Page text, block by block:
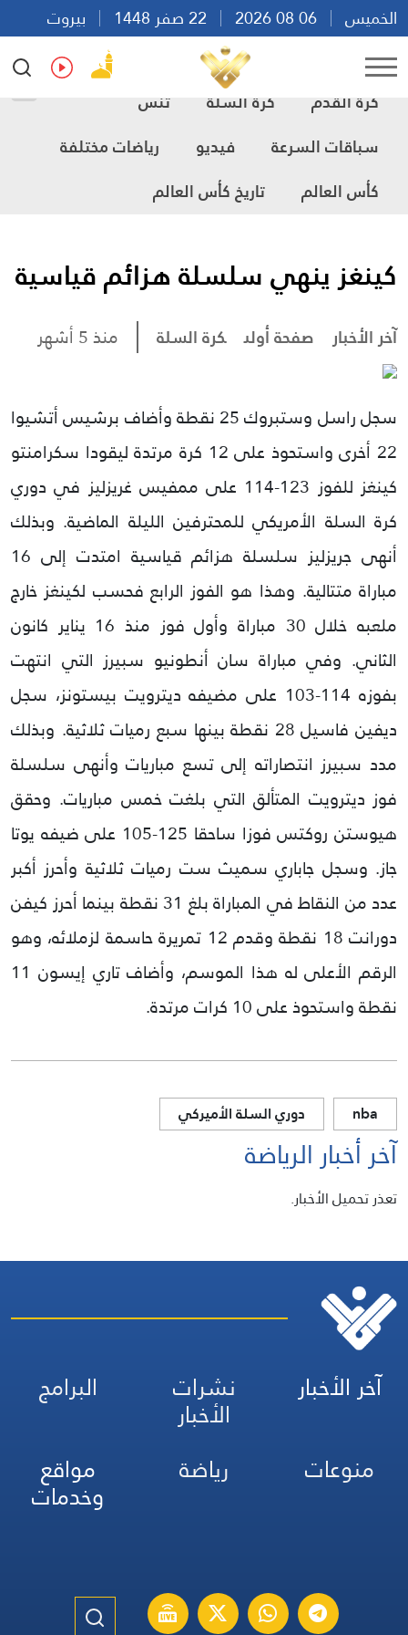
الخميس
بيروت
10:52
Ar
كرة القدم كرة السلة
تنس
سباقات السرعة
فيديو
رياضات مختلفة
كأس العالم
تاريخ كأس العالم
كينغز ينهي سلسلة هزائم قياسية
آخر الأخبار صفحة أولى كرة السلة منذ 5 أشهر
سجل راسل وستبروك 25 نقطة وأضاف برشيس أتشيوا
22 أخرى واستحوذ على 12 كرة مرتدة ليقودا سكرامنتو
كينغز للفوز 123-114 على ممفيس غريزليز في دوري
كرة السلة الأمريكي للمحترفين الليلة الماضية. وبذلك
أنهى جريزليز سلسلة هزائم قياسية امتدت إلى 16
مباراة متتالية. وهذا هو الفوز الرابع فحسب لكينغز خارج
ملعبه خلال 30 مباراة وأول فوز منذ 16 يناير كانون
الثاني. وفي مباراة سان أنطونيو سبيرز التي انتهت
بفوزه 114-103 على مضيفه ديترويت بيستونز، سجل
ديفين فاسيل 28 نقطة بينها سبع رميات ثلاثية.
وبذلك
مدد سبيرز انتصاراته إلى تسع مباريات وأنهى سلسلة
فوز ديترويت المتألق التي بلغت خمس مباريات. وحقق
هيوستن روكتس فوزا ساحقا 125-105 على ضيفه يوتا
جاز. وسجل جاباري سميث ست رميات ثلاثية وأحرز أكبر
عدد من النقاط في المباراة بلغ 31 نقطة بينما أحرز كيفن
دورانت 18 نقطة وقدم 12 تمريرة حاسمة لزملائه، وهو
الرقم الأعلى له هذا الموسم، وأضاف تاري إيسون 11
نقطة واستحوذ على 10 كرات مرتدة.
nba دوري السلة الأميركي
آخر أخبار الرياضة
تعذر تحميل الأخبار.
آخر الأخبار نشرات
الأخبار
البرامج
منوعات
رياضة مواقع
وخدمات